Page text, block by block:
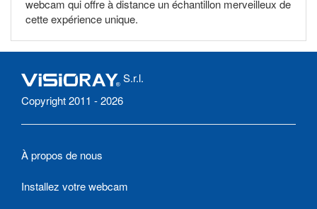
webcam qui offre à distance un échantillon merveilleux de
cette expérience unique.
S.r.l.
Copyright 2011 - 2026
À propos de nous
Installez votre webcam